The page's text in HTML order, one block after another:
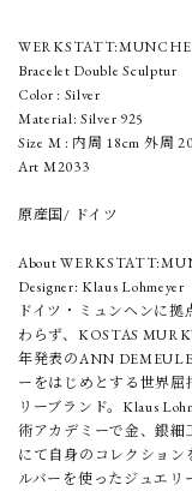
Bracelet Double Sculptur
Color : Silver
Material: Silver 925
Size M : 内周 18cm 外周
Art M2033
原産国/ ドイツ
About
Designer: Klaus Lohmeyer
ドイツ・ミュンヘンに
わらず、KOSTAS
年発表のANN
ーをはじめとする世界
リーブランド。Klaus
術アカデミーで金、銀細
にて自身のコレクショ
ルバーを使ったジュエリ